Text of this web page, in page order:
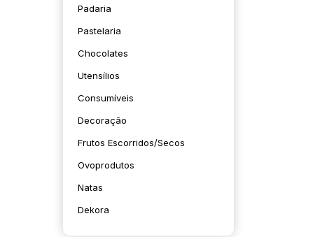
🔍
Padaria
Pastelaria
Chocolates
Utensílios
Consumíveis
Decoração
Frutos Escorridos/secos
Ovoprodutos
Natas
Dekora